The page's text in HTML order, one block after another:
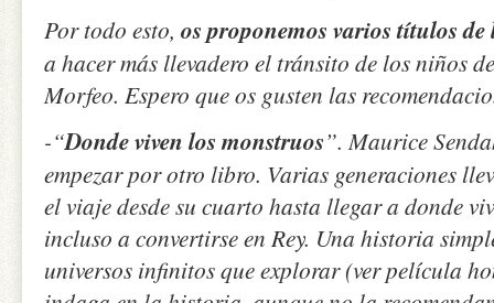
Por todo esto, os proponemos varios títulos
a hacer más llevadero el tránsito de los niños
Morfeo. Espero que os gusten las
-“Donde viven los monstruos”. Maurice
empezar por otro libro. Varias generaciones
el viaje desde su cuarto hasta llegar a donde
incluso a convertirse en Rey. Una historia
universos infinitos que explorar (ver película